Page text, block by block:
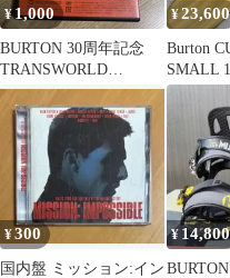
¥ 1,000
BURTON 30周年記念
TRANSWORLD
TRANSMISSION 11
¥23,600
Burton
SMALL
MISSION
¥300
国内盤 ミッション:イン
¥ 14,800